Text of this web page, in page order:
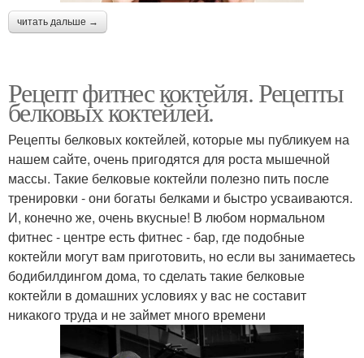
читать дальше →
Рецепт фитнес коктейля. Рецепты
белковых коктейлей.
Рецепты белковых коктейлей, которые мы публикуем на
нашем сайте, очень пригодятся для роста мышечной
массы. Такие белковые коктейли полезно пить после
тренировки - они богаты белками и быстро усваиваются.
И, конечно же, очень вкусные! В любом нормальном
фитнес - центре есть фитнес - бар, где подобные
коктейли могут вам приготовить, но если вы занимаетесь
бодибилдингом дома, то сделать такие белковые
коктейли в домашних условиях у вас не составит
никакого труда и не займет много времени